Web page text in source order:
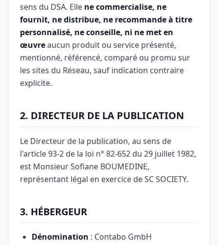
sens du DSA. Elle ne commercialise, ne
fournit, ne distribue, ne recommande à titre
personnalisé, ne conseille, ni ne met en
œuvreaucun produit ou service présenté,
mentionné, référencé, comparé ou promu sur
les sites du Réseau, sauf indication contraire
explicite.
2. DIRECTEUR DE LA PUBLICATION
Le Directeur de la publication, au sens de
l'article 93-2 de la loi n° 82-652 du 29 juillet 1982,
est Monsieur Sofiane BOUMEDINE,
représentant légal en exercice de SC SOCIETY.
3. HÉBERGEUR
Dénomination : Contabo GmbH